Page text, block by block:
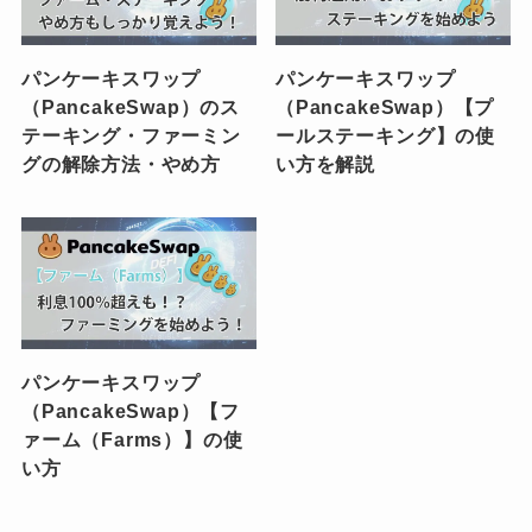
パンケーキスワップ
（PancakeSwap）のス
テーキング・ファーミン
グの解除方法・やめ方
パンケーキスワップ
（PancakeSwap）【プ
ールステーキング】の使
い方を解説
パンケーキスワップ
（PancakeSwap）【フ
ァーム（Farms）】の使
い方